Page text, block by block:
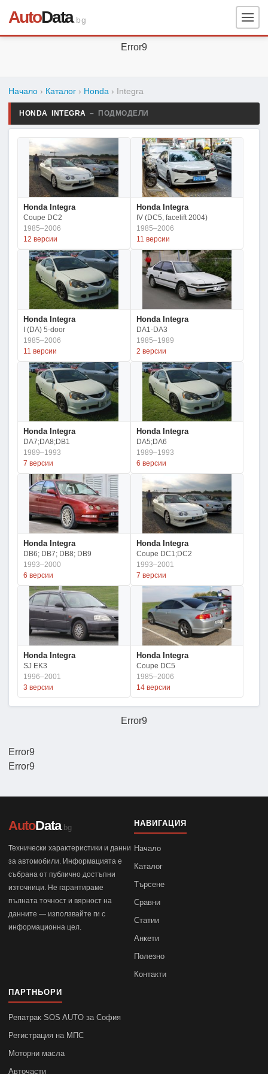
AutoData.bg
Error9
Error9
Начало › Каталог › Honda › Integra
HONDA INTEGRA – ПОДМОДЕЛИ
Honda Integra
Coupe DC2
1985–2006
12 версии
Honda Integra
IV (DC5, facelift 2004)
1985–2006
11 версии
Honda Integra
I (DA) 5-door
1985–2006
11 версии
Honda Integra
DA1-DA3
1985–1989
2 версии
Honda Integra
DA7;DA8;DB1
1989–1993
7 версии
Honda Integra
DA5;DA6
1989–1993
6 версии
Honda Integra
DB6; DB7; DB8; DB9
1993–2000
6 версии
Honda Integra
Coupe DC1;DC2
1993–2001
7 версии
Honda Integra
SJ EK3
1996–2001
3 версии
Honda Integra
Coupe DC5
1985–2006
14 версии
Error9
Error9
AutoData.bg
Технически характеристики и данни
за автомобили. Информацията е
събрана от публично достъпни
източници. Не гарантираме
пълната точност и вярност на
данните — използвайте ги с
информационна цел.
НАВИГАЦИЯ
Начало
Каталог
Търсене
Сравни
Статии
Анкети
Полезно
Контакти
ПАРТНЬОРИ
Репатрак SOS AUTO за София
Регистрация на МПС
Моторни масла
Авточасти